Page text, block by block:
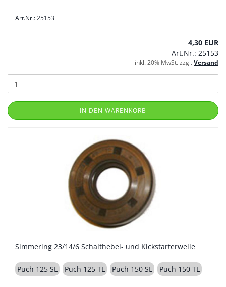
Art.Nr.: 25153
4,30 EUR
Art.Nr.: 25153
inkl. 20% MwSt. zzgl.Versand
IN DEN WARENKORB
Simmering 23/14/6 Schalthebel- und Kickstarterwelle
Puch 125 SL Puch 125 TL Puch 150 SL Puch 150 TL